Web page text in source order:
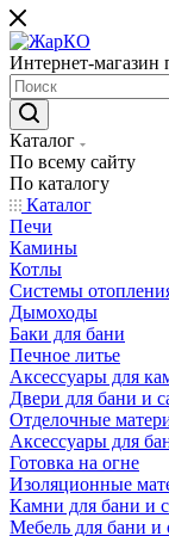
Интернет-магазин
Каталог
По всему сайту
По каталогу
Каталог
Печи
Камины
Котлы
Системы
Дымоходы
Баки для бани
Печное литье
Аксессуары для
Двери для бани и
Отделочные
Аксессуары для
Готовка на огне
Изоляционные
Камни для бани и
Мебель для бани и